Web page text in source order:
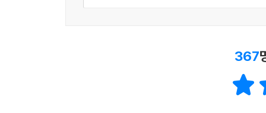
367